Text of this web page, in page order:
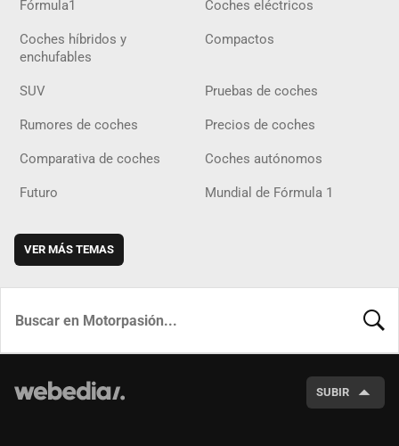
Fórmula1 Coches eléctricos
Coches híbridos y
enchufables
Compactos
SUV Pruebas de coches
Rumores de coches Precios de coches
Comparativa de coches Coches autónomos
Futuro Mundial de Fórmula 1
VER MÁS TEMAS
SUBIR